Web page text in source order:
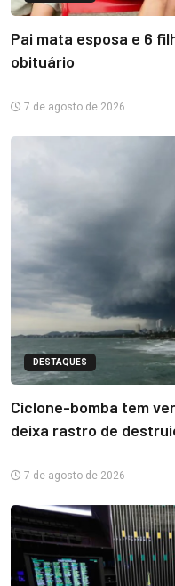
Pai mata esposa e 6
obituário
7 de agosto de 2026
DESTAQUES
Ciclone-bomba tem
deixa rastro de
7 de agosto de 2026